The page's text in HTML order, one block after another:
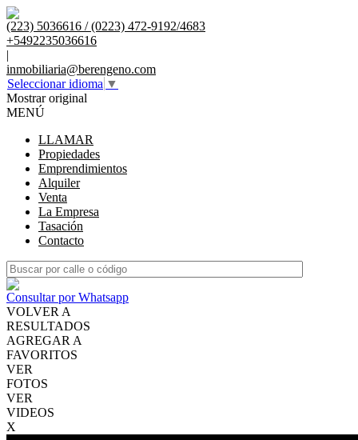
(223) 5036616 / (0223) 472-9192/4683
+5492235036616
|
inmobiliaria@berengeno.com
Seleccionar idioma ▼
Mostrar original
MENÚ
LLAMAR
Propiedades
Emprendimientos
Alquiler
Venta
La Empresa
Tasación
Contacto
Consultar por Whatsapp
VOLVER A
RESULTADOS
AGREGAR A
FAVORITOS
VER
FOTOS
VER
VIDEOS
X